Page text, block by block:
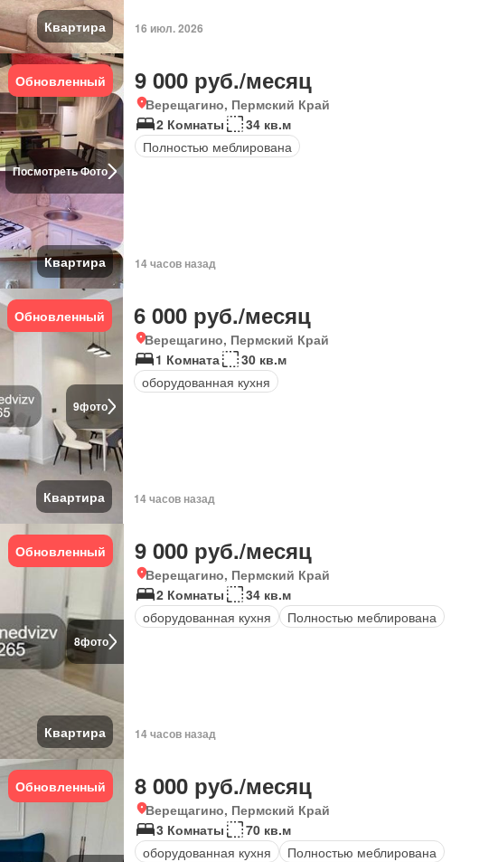
Квартира 16 июл. 2026
Посмотреть Фото
Обновленный
Квартира
9 000 руб./месяц
Верещагино, Пермский Край
2 Комнаты
34 кв.м
Полностью меблирована
14 часов назад
9фото
Обновленный
Квартира
6 000 руб./месяц
Верещагино, Пермский Край
1 Комната
30 кв.м
оборудованная кухня
14 часов назад
8фото
Обновленный
Квартира
9 000 руб./месяц
Верещагино, Пермский Край
2 Комнаты
34 кв.м
оборудованная кухня
Полностью меблирована
14 часов назад
Обновленный 8 000 руб./месяц
Верещагино, Пермский Край
3 Комнаты
70 кв.м
оборудованная кухня
Полностью меблирована